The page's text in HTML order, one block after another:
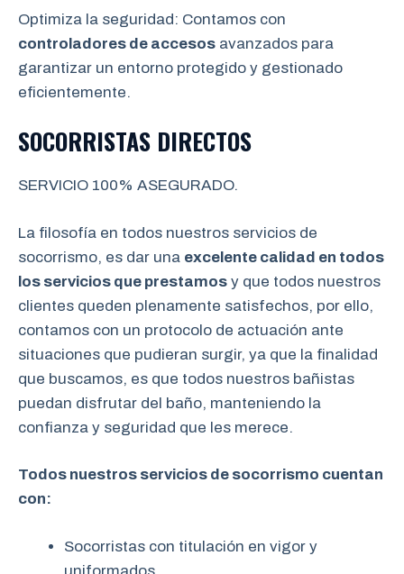
Optimiza la seguridad: Contamos con
controladores de accesos avanzados para
garantizar un entorno protegido y gestionado
eficientemente.
SOCORRISTAS DIRECTOS
SERVICIO 100% ASEGURADO.
La filosofía en todos nuestros servicios de
socorrismo, es dar una excelente calidad en todos
los servicios que prestamos y que todos nuestros
clientes queden plenamente satisfechos, por ello,
contamos con un protocolo de actuación ante
situaciones que pudieran surgir, ya que la finalidad
que buscamos, es que todos nuestros bañistas
puedan disfrutar del baño, manteniendo la
confianza y seguridad que les merece.
Todos nuestros servicios de socorrismo cuentan
con:
Socorristas con titulación en vigor y
uniformados.